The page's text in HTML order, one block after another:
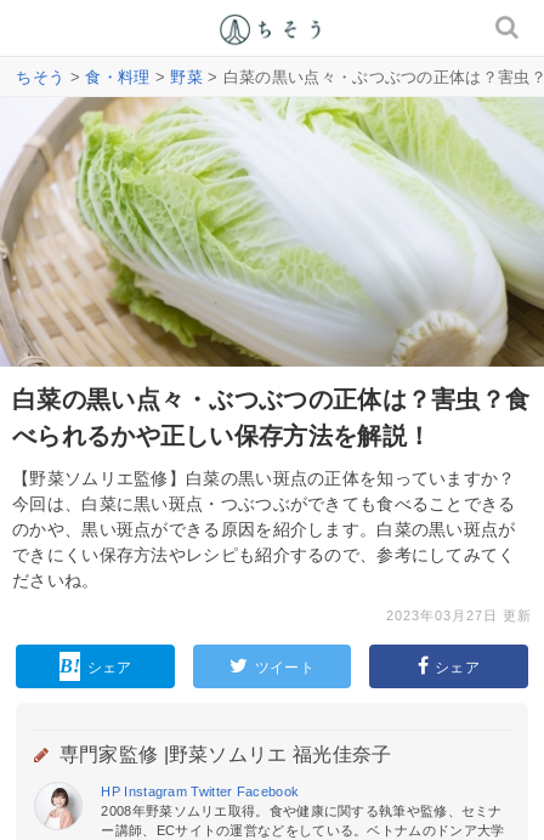
ちそう >食・料理 >野菜> 白菜の黒い点々・ぶつぶつの正体は？害虫
白菜の黒い点々・ぶつぶつの正体は？害虫？食
べられるかや正しい保存方法を解説！
【野菜ソムリエ監修】白菜の黒い斑点の正体を知っていますか？
今回は、白菜に黒い斑点・つぶつぶができても食べることできる
のかや、黒い斑点ができる原因を紹介します。白菜の黒い斑点が
できにくい保存方法やレシピも紹介するので、参考にしてみてく
ださいね。
2023年03月27日 更新
シェア ツイート シェア
専門家監修 | 野菜ソムリエ 福光佳奈子
HP Instagram Twitter Facebook
2008年野菜ソムリエ取得。食や健康に関する執筆や監修、セミナ
ー講師、ECサイトの運営などをしている。ベトナムのドンア大学